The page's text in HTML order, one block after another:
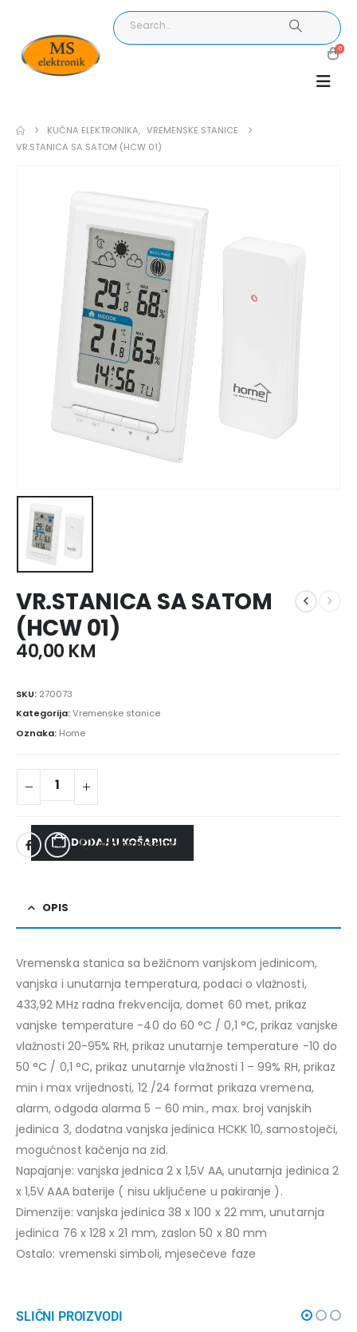
0
KUĆNA ELEKTRONIKA, VREMENSKE STANICE
VR.STANICA SA SATOM (HCW 01)
VR.STANICA SA SATOM
(HCW 01)
40,00 KM
SKU: 270073
Kategorija:Vremenske stanice
Oznaka: Home
DODAJ U KOŠARICU
ADD TO WISHLIST
OPIS
Vremenska stanica sa bežičnom vanjskom jedinicom,
vanjska i unutarnja temperatura, podaci o vlažnosti,
433,92 MHz radna frekvencija, domet 60 met, prikaz
vanjske temperature -40 do 60 °C / 0,1 °C, prikaz vanjske
vlažnosti 20-95% RH, prikaz unutarnje temperature -10 do
50 °C / 0,1 °C, prikaz unutarnje vlažnosti 1 – 99% RH, prikaz
min i max vrijednosti, 12 /24 format prikaza vremena,
alarm, odgoda alarma 5 – 60 min., max. broj vanjskih
jedinica 3, dodatna vanjska jedinica HCKK 10, samostoječi,
mogućnost kačenja na zid.
Napajanje: vanjska jednica 2 x 1,5V AA, unutarnja jedinica 2
x 1,5V AAA baterije ( nisu uključene u pakiranje ).
Dimenzije: vanjska jedinica 38 x 100 x 22 mm, unutarnja
jedinica 76 x 128 x 21 mm, zaslon 50 x 80 mm
Ostalo: vremenski simboli, mjesečeve faze
SLIČNI PROIZVODI